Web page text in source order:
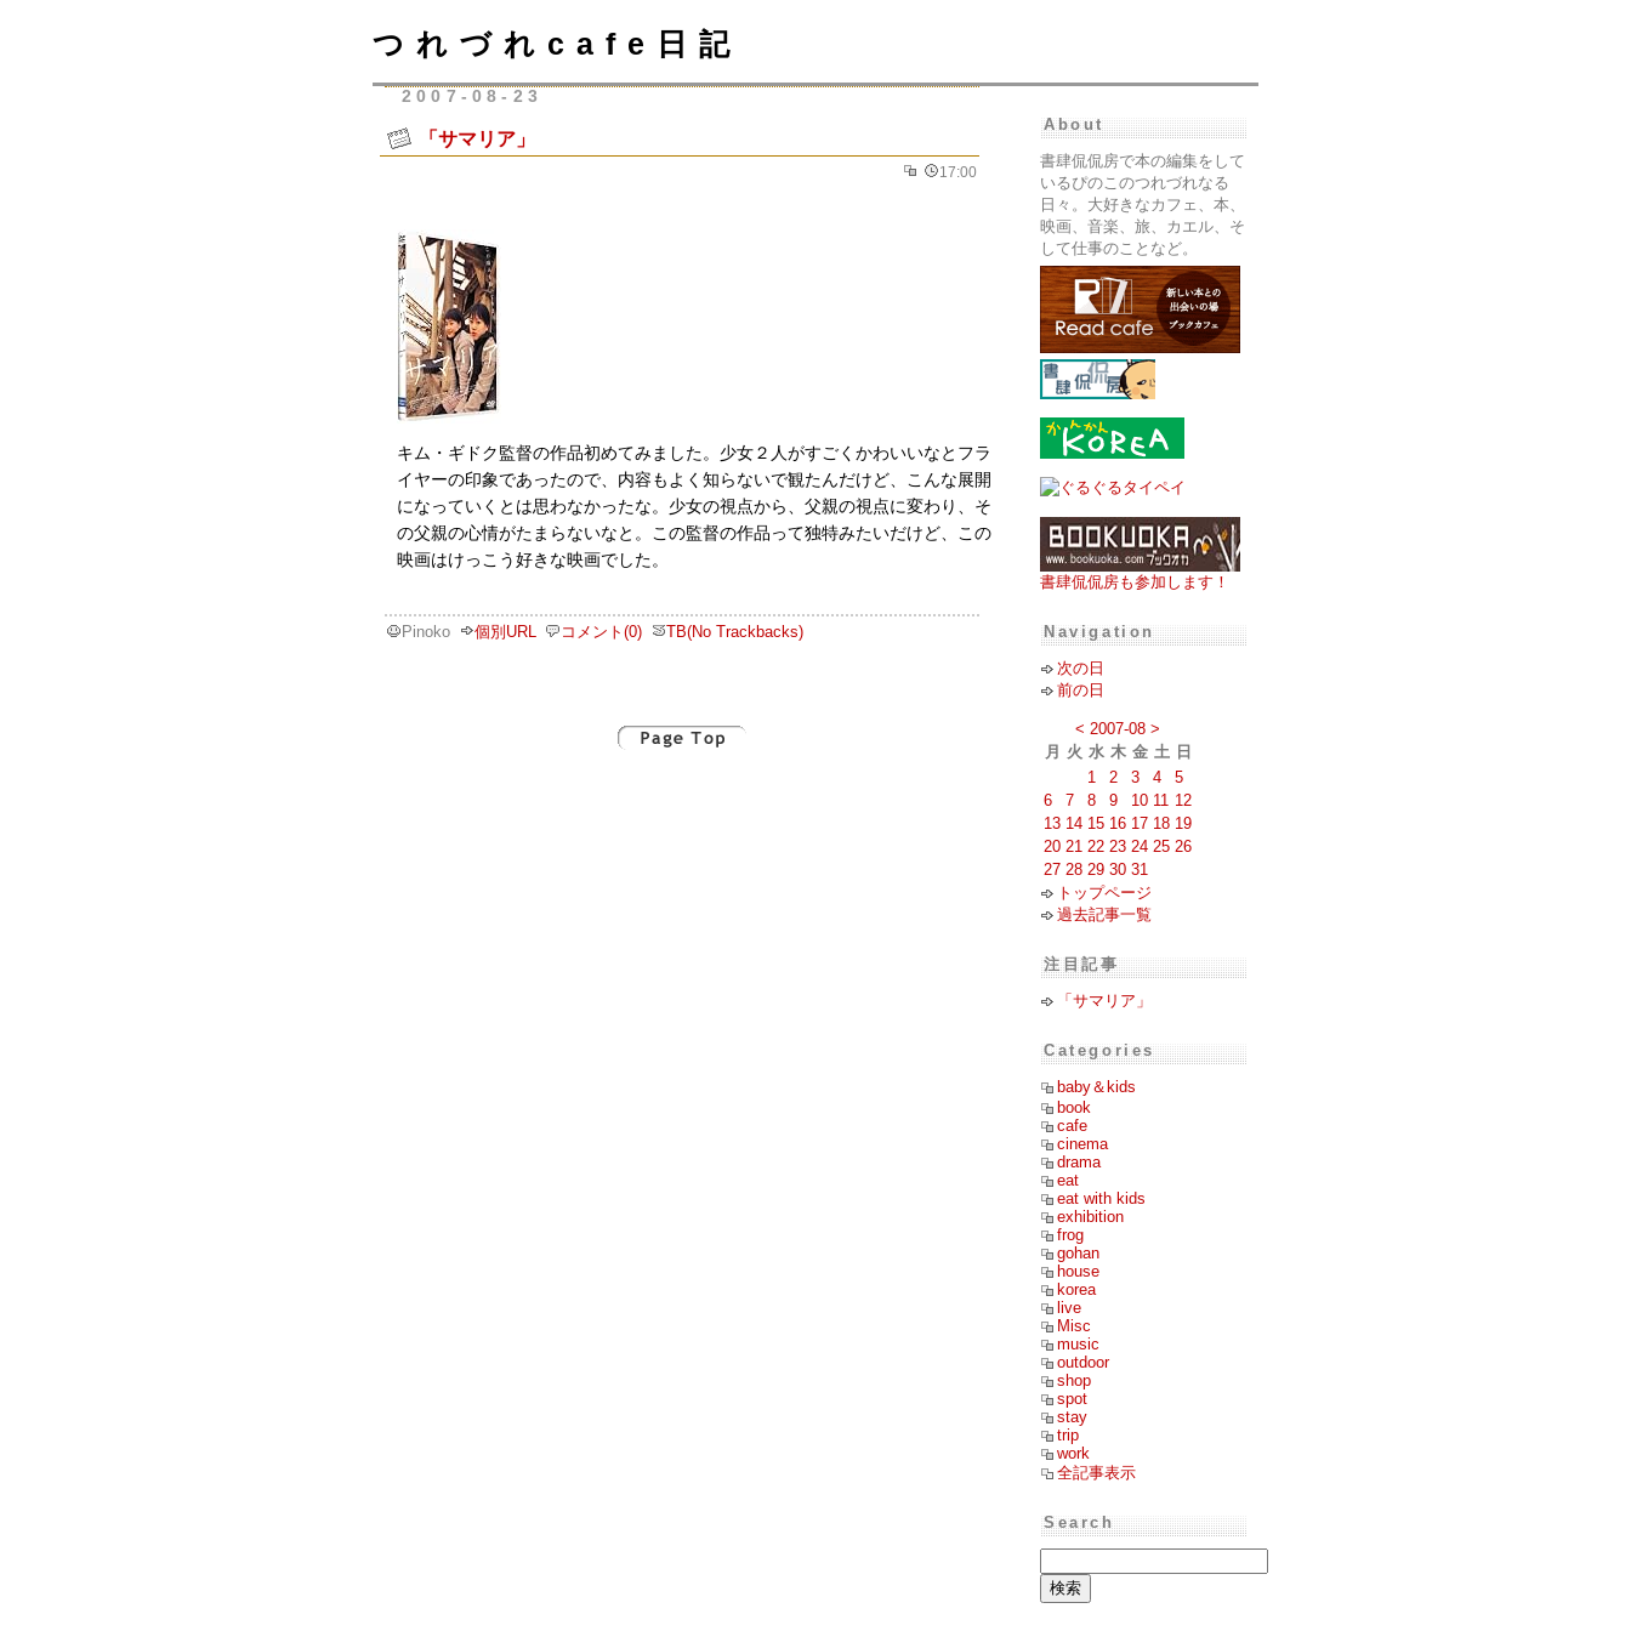
つれづれcafe日記
2007-08-23
「サマリア」
17:00
キム・ギドク監督の作品初めてみました。少女２人がすごくかわいいなとフラ
イヤーの印象であったので、内容もよく知らないで観たんだけど、こんな展開
になっていくとは思わなかったな。少女の視点から、父親の視点に変わり、そ
の父親の心情がたまらないなと。この監督の作品って独特みたいだけど、この
映画はけっこう好きな映画でした。
Pinoko 個別URL コメント(0) TB(No Trackbacks)
About
書肆侃侃房で本の編集をして
いるぴのこのつれづれなる
日々。大好きなカフェ、本、
映画、音楽、旅、カエル、そ
して仕事のことなど。
書肆侃侃房も参加します！
Navigation
次の日
前の日
< 2007-08 >
月
火 水 木 金 土 日
1
2 3 4
5
6
7 8 9 10 11 12
13 14 15 16 17 18 19
20 21 22 23 24 25 26
27 28 29 30 31
トップページ
過去記事一覧
注目記事
「サマリア」
Categories
baby＆kids
book
cafe
cinema
drama
eat
eat with kids
exhibition
frog
gohan
house
korea
live
Misc
music
outdoor
shop
spot
stay
trip
work
全記事表示
Search